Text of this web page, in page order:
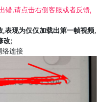
错,请点击右侧客服或者反馈,
表现为仅仅加载出第一帧视频,
改;
络连接